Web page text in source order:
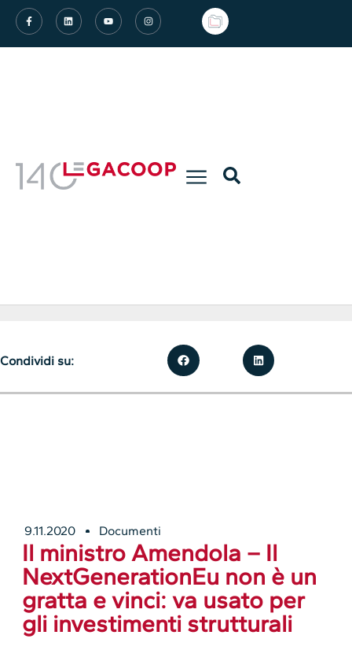
9.11.2020 Documenti
Il ministro Amendola – Il
NextGenerationEu non è un
gratta e vinci: va usato per
gli investimenti strutturali
Condividi su: